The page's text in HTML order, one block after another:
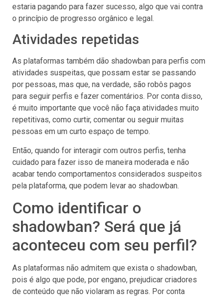
estaria pagando para fazer sucesso, algo que vai contra
o princípio de progresso orgânico e legal.
Atividades repetidas
As plataformas também dão shadowban para perfis com
atividades suspeitas, que possam estar se passando
por pessoas, mas que, na verdade, são robôs pagos
para seguir perfis e fazer comentários. Por conta disso,
é muito importante que você não faça atividades muito
repetitivas, como curtir, comentar ou seguir muitas
pessoas em um curto espaço de tempo.
Então, quando for interagir com outros perfis, tenha
cuidado para fazer isso de maneira moderada e não
acabar tendo comportamentos considerados suspeitos
pela plataforma, que podem levar ao shadowban.
Como identificar o
shadowban? Será que já
aconteceu com seu perfil?
As plataformas não admitem que exista o shadowban,
pois é algo que pode, por engano, prejudicar criadores
de conteúdo que não violaram as regras. Por conta